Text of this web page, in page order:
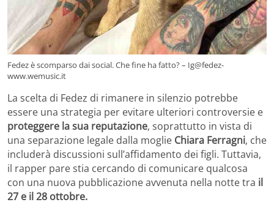
Fedez è scomparso dai social. Che fine ha fatto? – Ig@fedez-
www.wemusic.it
La scelta di Fedez di rimanere in silenzio potrebbe
essere una strategia per evitare ulteriori controversie e
proteggere la sua reputazione, soprattutto in vista di
una separazione legale dalla moglie Chiara Ferragni, che
includerà discussioni sull’affidamento dei figli. Tuttavia,
il rapper pare stia cercando di comunicare qualcosa
con una nuova pubblicazione avvenuta nella notte tra il
27 e il 28 ottobre.